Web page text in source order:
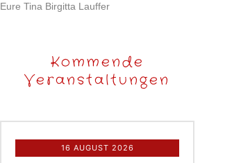
Eure Tina Birgitta Lauffer
Kommende
Veranstaltungen
16 AUGUST 2026